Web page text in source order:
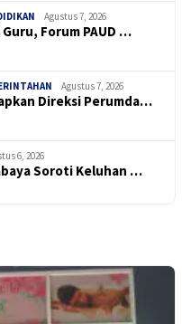
Agustus 7, 2026
Forum PAUD …
Agustus 7, 2026
Direksi Perumda…
6, 2026
Soroti Keluhan …